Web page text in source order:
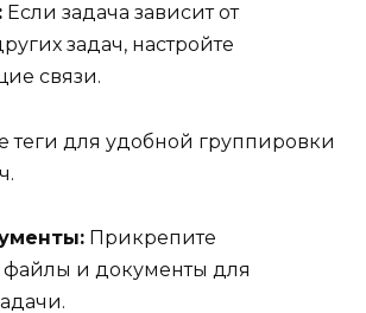
Если задача зависит от
задач, настройте
связи.
теги для удобной группировки
Прикрепите
и документы для